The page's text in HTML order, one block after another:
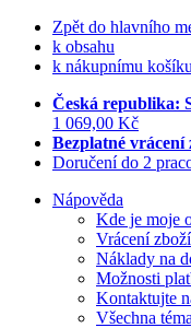
Zpět do hlavního
k obsahu
k nákupnímu košíku
Česká republika:
1 069,00 Kč
Bezplatné vrácení
Doručení do 2
Nápověda
Kde je moje
Vrácení zboží
Náklady na
Možnosti
Kontaktujte
Všechna